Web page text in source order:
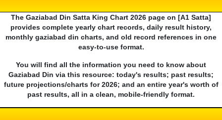
The Gaziabad Din Satta King Chart 2026 page on [A1 Satta]
provides complete yearly chart records, daily result history,
monthly gaziabad din charts, and old record references in one
easy-to-use format.
You will find all the information you need to know about
Gaziabad Din via this resource: today's results; past results;
future projections/charts for 2026; and an entire year's worth of
past results, all in a clean, mobile-friendly format.